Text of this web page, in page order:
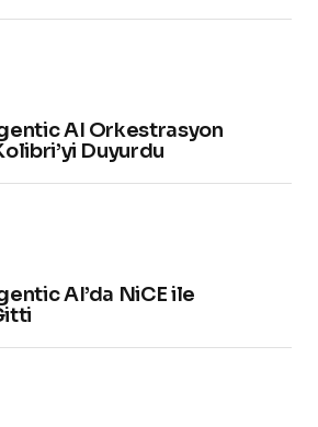
AI Orkestrasyon
Duyurdu
AI’da NiCE ile